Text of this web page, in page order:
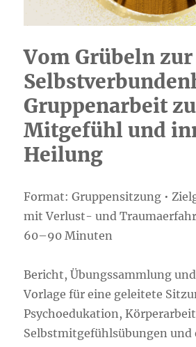
Vom Grübeln zur
Gruppenarbeit
Mitgefühl und
Heilung
Format: Gruppensitzung •
mit Verlust- und
60–90 Minuten
Bericht, Übungssammlung
Vorlage für eine geleitete
Psychoedukation,
Selbstmitgefühlsübungen und